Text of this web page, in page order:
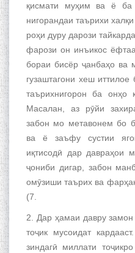
қисмати муҳим ва ё ба
нигорандаи таърихи
роҳи дуру дарози
фарози он инъикос
бораи бисёр ҷанбаҳо ва
гузаштагони хеш
таърихнигорон ба онҳо
Масалан, аз рӯйи
забон мо метавонем бо
ва ё заъфу сустии
иқтисодӣ дар давраҳои
ҷониби дигар, забон
омӯзиши таърих ва
(7.
2. Дар ҳамаи давру
тоҷик мусоидат
зиндагӣ миллати